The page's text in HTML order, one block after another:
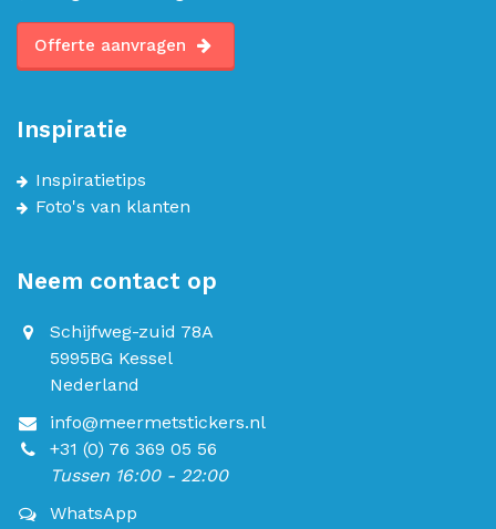
Offerte aanvragen
Inspiratie
Inspiratietips
Foto's van klanten
Neem contact op
Schijfweg-zuid 78A
5995BG Kessel
Nederland
info@meermetstickers.nl
+31 (0) 76 369 05 56
Tussen 16:00 - 22:00
WhatsApp